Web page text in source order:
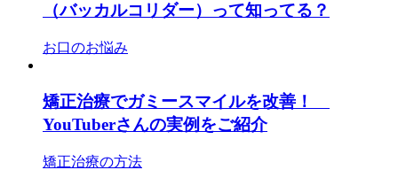
（バッカルコリダー）って知ってる？
お口のお悩み
矯正治療でガミースマイルを改善！
YouTuberさんの実例をご紹介
矯正治療の方法